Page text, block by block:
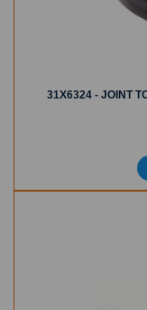
31X6324 - JOINT